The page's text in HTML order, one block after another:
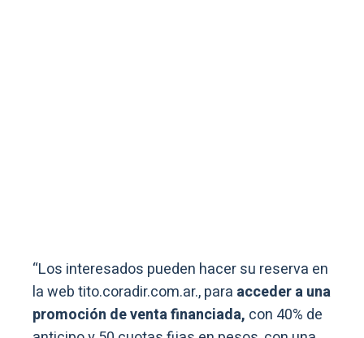
“Los interesados pueden hacer su reserva en
la web tito.coradir.com.ar., para acceder a una
promoción de venta financiada, con 40% de